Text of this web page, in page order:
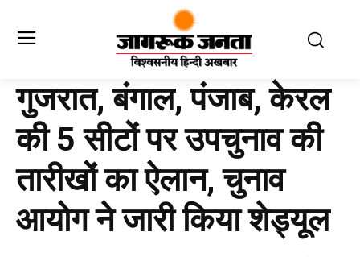
गुजरात, बंगाल, पंजाब, केरल
की 5 सीटों पर उपचुनाव की
तारीखों का ऐलान, चुनाव
आयोग ने जारी किया शेड्यूल